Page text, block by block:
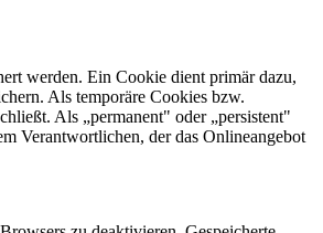
werden. Ein Cookie dient primär dazu,
Als temporäre Cookies bzw.
Als „permanent" oder „persistent"
Verantwortlichen, der das Onlineangebot